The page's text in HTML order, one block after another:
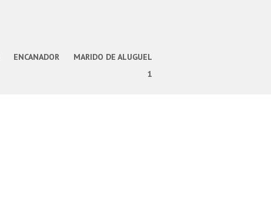
ENCANADOR
MARIDO DE ALUGUEL
1